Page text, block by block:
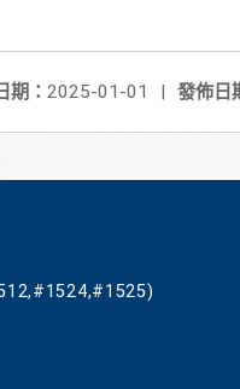
發佈日
期： 2025-01-01 |